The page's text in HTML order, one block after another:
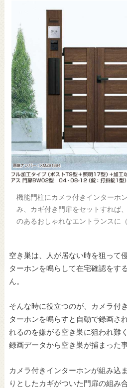
機能門柱にカメラ付きインターホ
み、カギ付き門扉をセットすれば
のあるおしゃれなエントランスに（
空き巣は、人が居ない時を狙って
ターホンを鳴らして在宅確認をす
ん。
そんな時に役立つのが、カメラ付
ターホンを鳴らすと自動で録画さ
れるのを嫌がる空き巣に狙われ難
録画データから空き巣が捕まった
カメラ付きインターホンが組み込
りとしたカギがついた門扉の組み